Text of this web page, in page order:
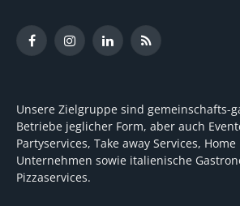
FacebookInstagramLinkedInRSS
Unsere Zielgruppe sind gemeinschafts-
Betriebe jeglicher Form, aber auch
Partyservices, Take away Services,
Unternehmen sowie italienische
Pizzaservices.